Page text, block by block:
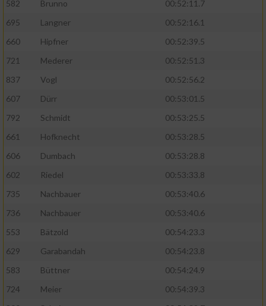
582
Brunno
00:52:11.7
695
Langner
00:52:16.1
660
Hipfner
00:52:39.5
721
Mederer
00:52:51.3
837
Vogl
00:52:56.2
607
Dürr
00:53:01.5
792
Schmidt
00:53:25.5
661
Hofknecht
00:53:28.5
606
Dumbach
00:53:28.8
602
Riedel
00:53:33.8
735
Nachbauer
00:53:40.6
736
Nachbauer
00:53:40.6
553
Bätzold
00:54:23.3
629
Garabandah
00:54:23.8
583
Büttner
00:54:24.9
724
Meier
00:54:39.3
Verwendung reduzierter Daten zur Auswahl
von Werbeanzeigen
Werbung
personalisierter Werbung
von Inhalten
personalisierter Inhalte
Messung der Werbeleistung
Analyse von Zielgruppen durch Statistiken
oder Kombinationen von Daten aus